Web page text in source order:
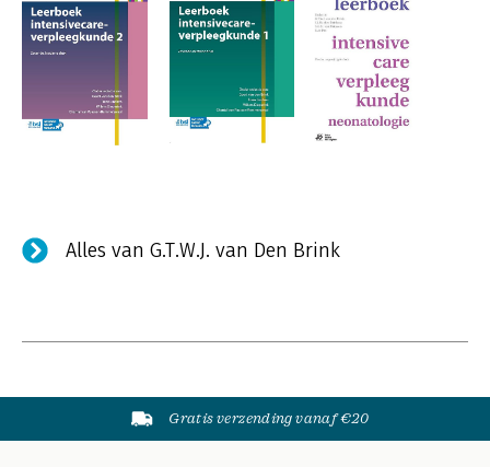
Alles van G.T.W.J. van Den Brink
Gratis verzending vanaf €20